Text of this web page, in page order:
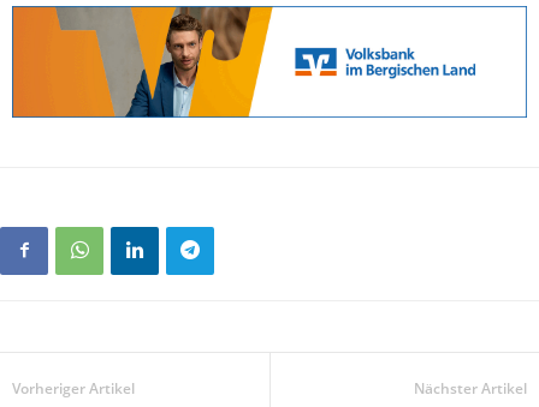
Vorheriger Artikel Nächster Artikel